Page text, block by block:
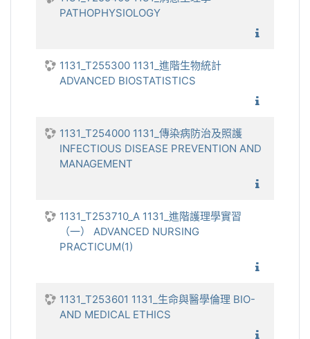
PATHOPHYSIOLOGY
1131_T255300 1131_進階生物統計
ADVANCED BIOSTATISTICS
1131_T254000 1131_傳染病防治及照護
INFECTIOUS DISEASE PREVENTION AND
MANAGEMENT
1131_T253710_A 1131_進階護理學實習
（一） ADVANCED NURSING
PRACTICUM(1)
1131_T253601 1131_生命與醫學倫理 BIO-
AND MEDICAL ETHICS